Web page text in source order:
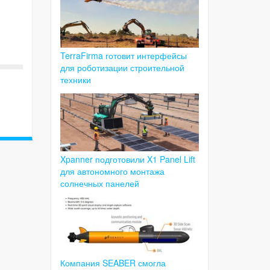
TerraFirma готовит интерфейсы
для роботизации строительной
техники
Xpanner подготовили X1 Panel Lift
для автономного монтажа
солнечных панелей
Компания SEABER смогла